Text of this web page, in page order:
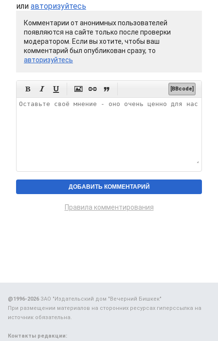
или авторизуйтесь
Комментарии от анонимных пользователей
появляются на сайте только после проверки
модератором. Если вы хотите, чтобы ваш
комментарий был опубликован сразу, то
авторизуйтесь
      [BBcode]
Правила комментирования
@1996-2026ЗАО "Издательский дом "Вечерний Бишкек"
При размещении материалов на сторонних ресурсах гиперссылка на
источник обязательна.
Контакты редакции: